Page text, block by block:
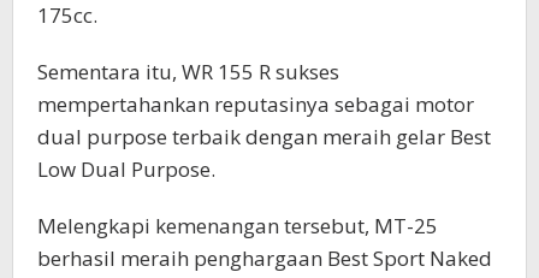
175cc.
Sementara itu, WR 155 R sukses
mempertahankan reputasinya sebagai motor
dual purpose terbaik dengan meraih gelar Best
Low Dual Purpose.
Melengkapi kemenangan tersebut, MT-25
berhasil meraih penghargaan Best Sport Naked